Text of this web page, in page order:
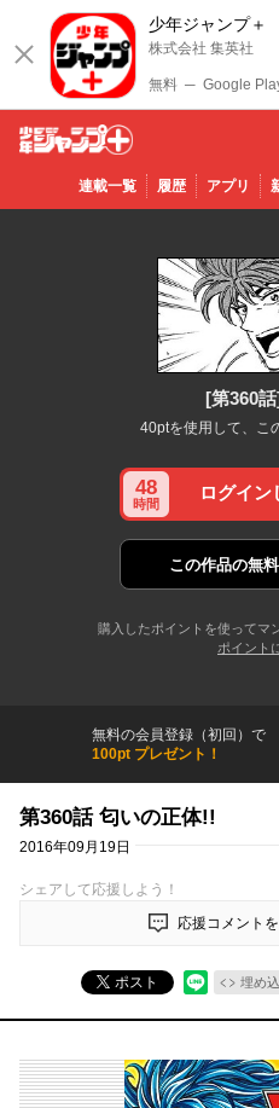
少年ジャンプ＋
株式会社 集英社
無料 ─ Google
少年ジ
ャンプ
連載一覧 履歴 アプリ
[第360
40ptを使用して、こ
48
時間
ログイン
この作品の無
購入したポイントを使ってマ
ポイント
無料の会員登録（初回）で
100pt プレゼント！
第360話 匂いの正体!!
2016年09月19日
シェアして応援しよう！
応援コメント
ポスト 埋め